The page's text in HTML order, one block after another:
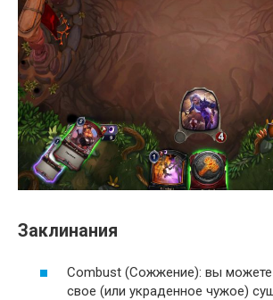
Заклинания
Combust (Сожжение): вы можете
свое (или украденное чужое)